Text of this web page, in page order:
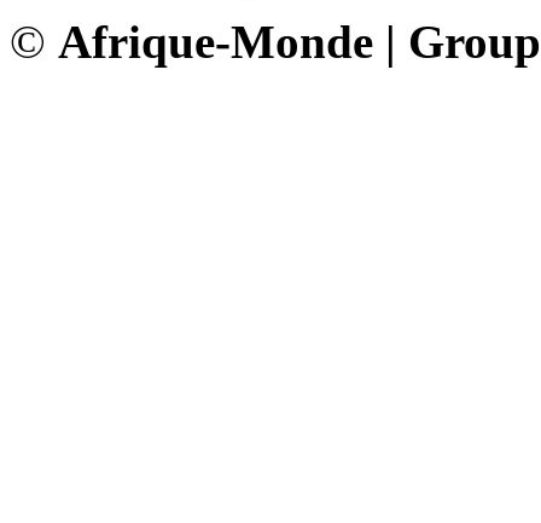
© Afrique-Monde |